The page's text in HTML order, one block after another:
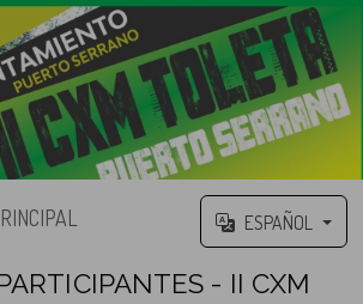
ESPAÑOL
- II CXM